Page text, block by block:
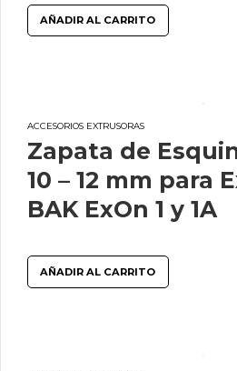
AÑADIR AL CARRITO
ACCESORIOS EXTRUSORAS
Zapata de
10 – 12 mm para
BAK ExOn 1 y 1A
AÑADIR AL CARRITO